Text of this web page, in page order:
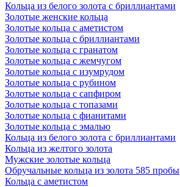
Кольца из белого золота с бриллиантами
Золотые женские кольца
Золотые кольца с аметистом
Золотые кольца с бриллиантами
Золотые кольца с гранатом
Золотые кольца с жемчугом
Золотые кольца с изумрудом
Золотые кольца с рубином
Золотые кольца с сапфиром
Золотые кольца с топазами
Золотые кольца с фианитами
Золотые кольца с эмалью
Кольца из белого золота с бриллиантами
Кольца из желтого золота
Мужские золотые кольца
Обручальные кольца из золота 585 пробы
Кольца с аметистом